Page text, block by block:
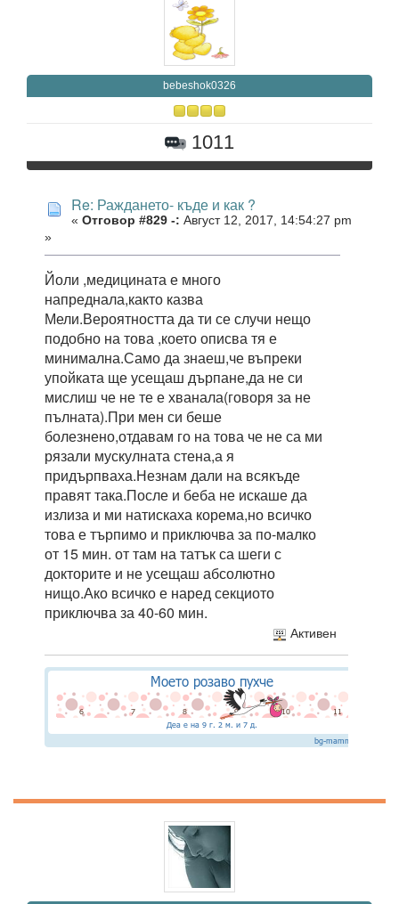
bebeshok0326
1011
Re: Раждането- къде и как ?
« Отговор #829 -: Август 12, 2017, 14:54:27 pm
»
Йоли ,медицината е много
напреднала,както казва
Мели.Вероятността да ти се случи нещо
подобно на това ,което описва тя е
минимална.Само да знаеш,че въпреки
упойката ще усещаш дърпане,да не си
мислиш че не те е хванала(говоря за не
пълната).При мен си беше
болезнено,отдавам го на това че не са ми
рязали мускулната стена,а я
придърпваха.Незнам дали на всякъде
правят така.После и беба не искаше да
излиза и ми натискаха корема,но всичко
това е търпимо и приключва за по-малко
от 15 мин. от там на татък са шеги с
докторите и не усещаш абсолютно
нищо.Ако всичко е наред секциото
приключва за 40-60 мин.
Активен